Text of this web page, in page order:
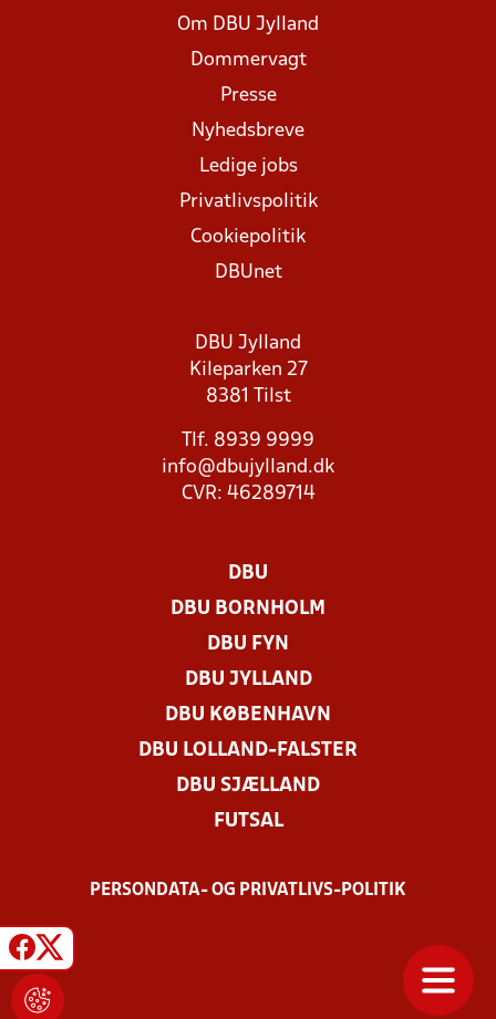
Om DBU Jylland
Dommervagt
Presse
Nyhedsbreve
Ledige jobs
Privatlivspolitik
Cookiepolitik
DBUnet
DBU Jylland
Kileparken 27
8381 Tilst
Tlf. 8939 9999
info@dbujylland.dk
CVR: 46289714
DBU
DBU BORNHOLM
DBU FYN
DBU JYLLAND
DBU KØBENHAVN
DBU LOLLAND-FALSTER
DBU SJÆLLAND
FUTSAL
PERSONDATA- OG PRIVATLIVS-POLITIK